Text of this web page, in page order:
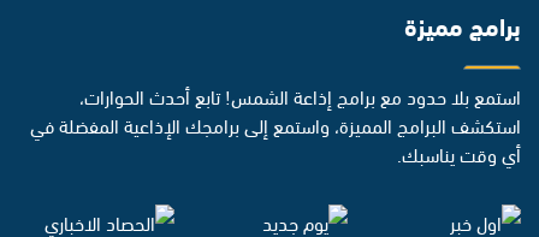
برامج مميزة
استمع بلا حدود مع برامج إذاعة الشمس! تابع أحدث الحوارات،
استكشف البرامج المميزة، واستمع إلى برامجك الإذاعية المفضلة في
أي وقت يناسبك.